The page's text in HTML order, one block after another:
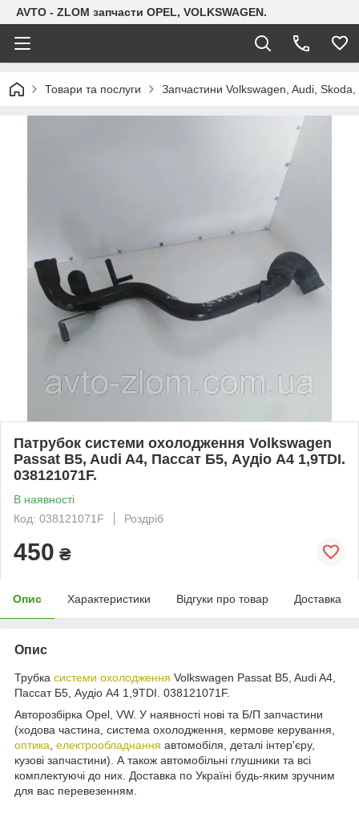
AVTO - ZLOM запчасти OPEL, VOLKSWAGEN.
Товари та послуги Запчастини Volkswagen, Audi, Skoda,
Патрубок системи охолодження Volkswagen
Passat B5, Audi A4, Пассат Б5, Аудіо А4 1,9TDI.
038121071F.
В наявності
Код: 038121071F
Роздріб
450 ₴
Опис Характеристики Відгуки про товар Доставка
Опис
Трубка системи охолодження Volkswagen Passat B5, Audi A4,
Пассат Б5, Аудіо А4 1,9TDI. 038121071F.
Авторозбірка Opel, VW. У наявності нові та Б/П запчастини
(ходова частина, система охолодження, кермове керування,
оптика електрообладнання автомобіля, деталі інтер'єру,
кузові запчастини). А також автомобільні глушники та всі
комплектуючі до них. Доставка по Україні будь-яким зручним
для вас перевезенням.